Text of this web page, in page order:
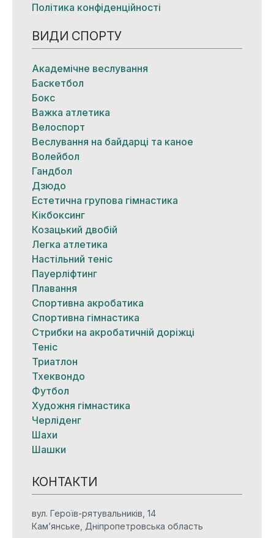
Політика конфіденційності
ВИДИ СПОРТУ
Академічне веслування
Баскетбол
Бокс
Важка атлетика
Велоспорт
Веслування на байдарці та каное
Волейбол
Гандбол
Дзюдо
Естетична групова гімнастика
Кікбоксинг
Козацький двобій
Легка атлетика
Настільний теніс
Пауерліфтинг
Плавання
Спортивна акробатика
Спортивна гімнастика
Стрибки на акробатичній доріжці
Теніс
Триатлон
Тхеквондо
Футбол
Художня гімнастика
Черліденг
Шахи
Шашки
КОНТАКТИ
вул. Героїв-рятувальників, 14
Кам’янське, Дніпропетровська область